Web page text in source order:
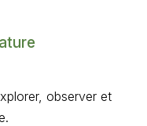
observer et